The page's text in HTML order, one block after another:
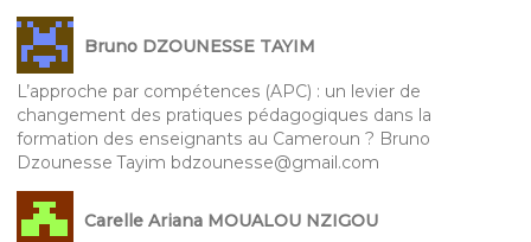
Bruno DZOUNESSE TAYIM
L’approche par compétences (APC) : un levier de
changement des pratiques pédagogiques dans la
formation des enseignants au Cameroun ? Bruno
Dzounesse Tayim bdzounesse@gmail.com
Carelle Ariana MOUALOU NZIGOU